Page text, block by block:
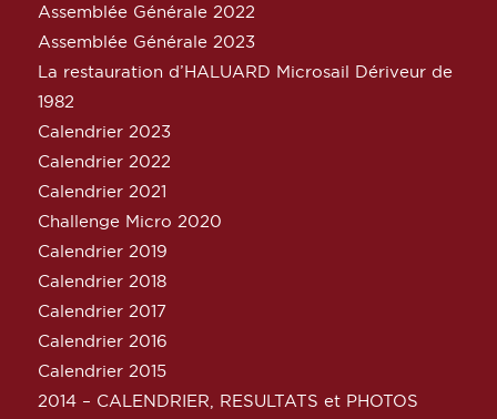
Assemblée Générale 2022
Assemblée Générale 2023
La restauration d’HALUARD Microsail Dériveur de
1982
Calendrier 2023
Calendrier 2022
Calendrier 2021
Challenge Micro 2020
Calendrier 2019
Calendrier 2018
Calendrier 2017
Calendrier 2016
Calendrier 2015
2014 – CALENDRIER, RESULTATS et PHOTOS